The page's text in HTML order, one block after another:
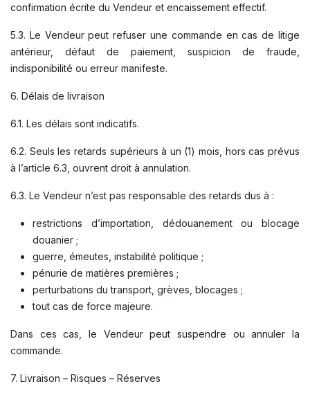
confirmation écrite du Vendeur et encaissement effectif.
5.3. Le Vendeur peut refuser une commande en cas de litige
antérieur, défaut de paiement, suspicion de fraude,
indisponibilité ou erreur manifeste.
6. Délais de livraison
6.1. Les délais sont indicatifs.
6.2. Seuls les retards supérieurs à un (1) mois, hors cas prévus
à l’article 6.3, ouvrent droit à annulation.
6.3. Le Vendeur n’est pas responsable des retards dus à :
restrictions d’importation, dédouanement ou blocage
douanier ;
guerre, émeutes, instabilité politique ;
pénurie de matières premières ;
perturbations du transport, grèves, blocages ;
tout cas de force majeure.
Dans ces cas, le Vendeur peut suspendre ou annuler la
commande.
7. Livraison – Risques – Réserves